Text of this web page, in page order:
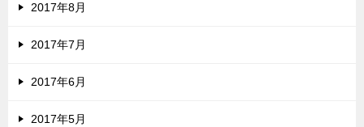
2017年8月
2017年7月
2017年6月
2017年5月